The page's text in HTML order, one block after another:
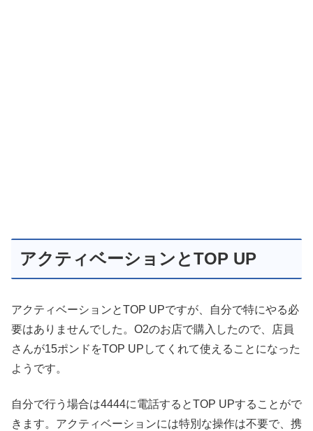
アクティベーションとTOP UP
アクティベーションとTOP UPですが、自分で特にやる必
要はありませんでした。O2のお店で購入したので、店員
さんが15ポンドをTOP UPしてくれて使えることになった
ようです。
自分で行う場合は4444に電話するとTOP UPすることがで
きます。アクティベーションには特別な操作は不要で、携